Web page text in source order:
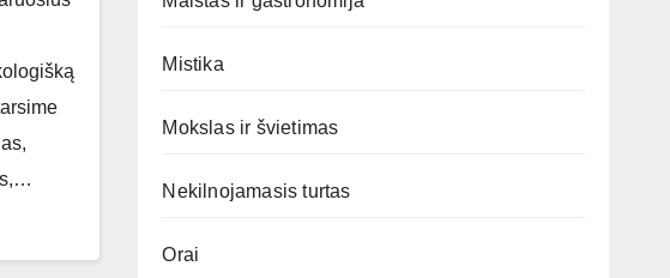
Mistika
Mokslas ir švietimas
Nekilnojamasis turtas
Orai